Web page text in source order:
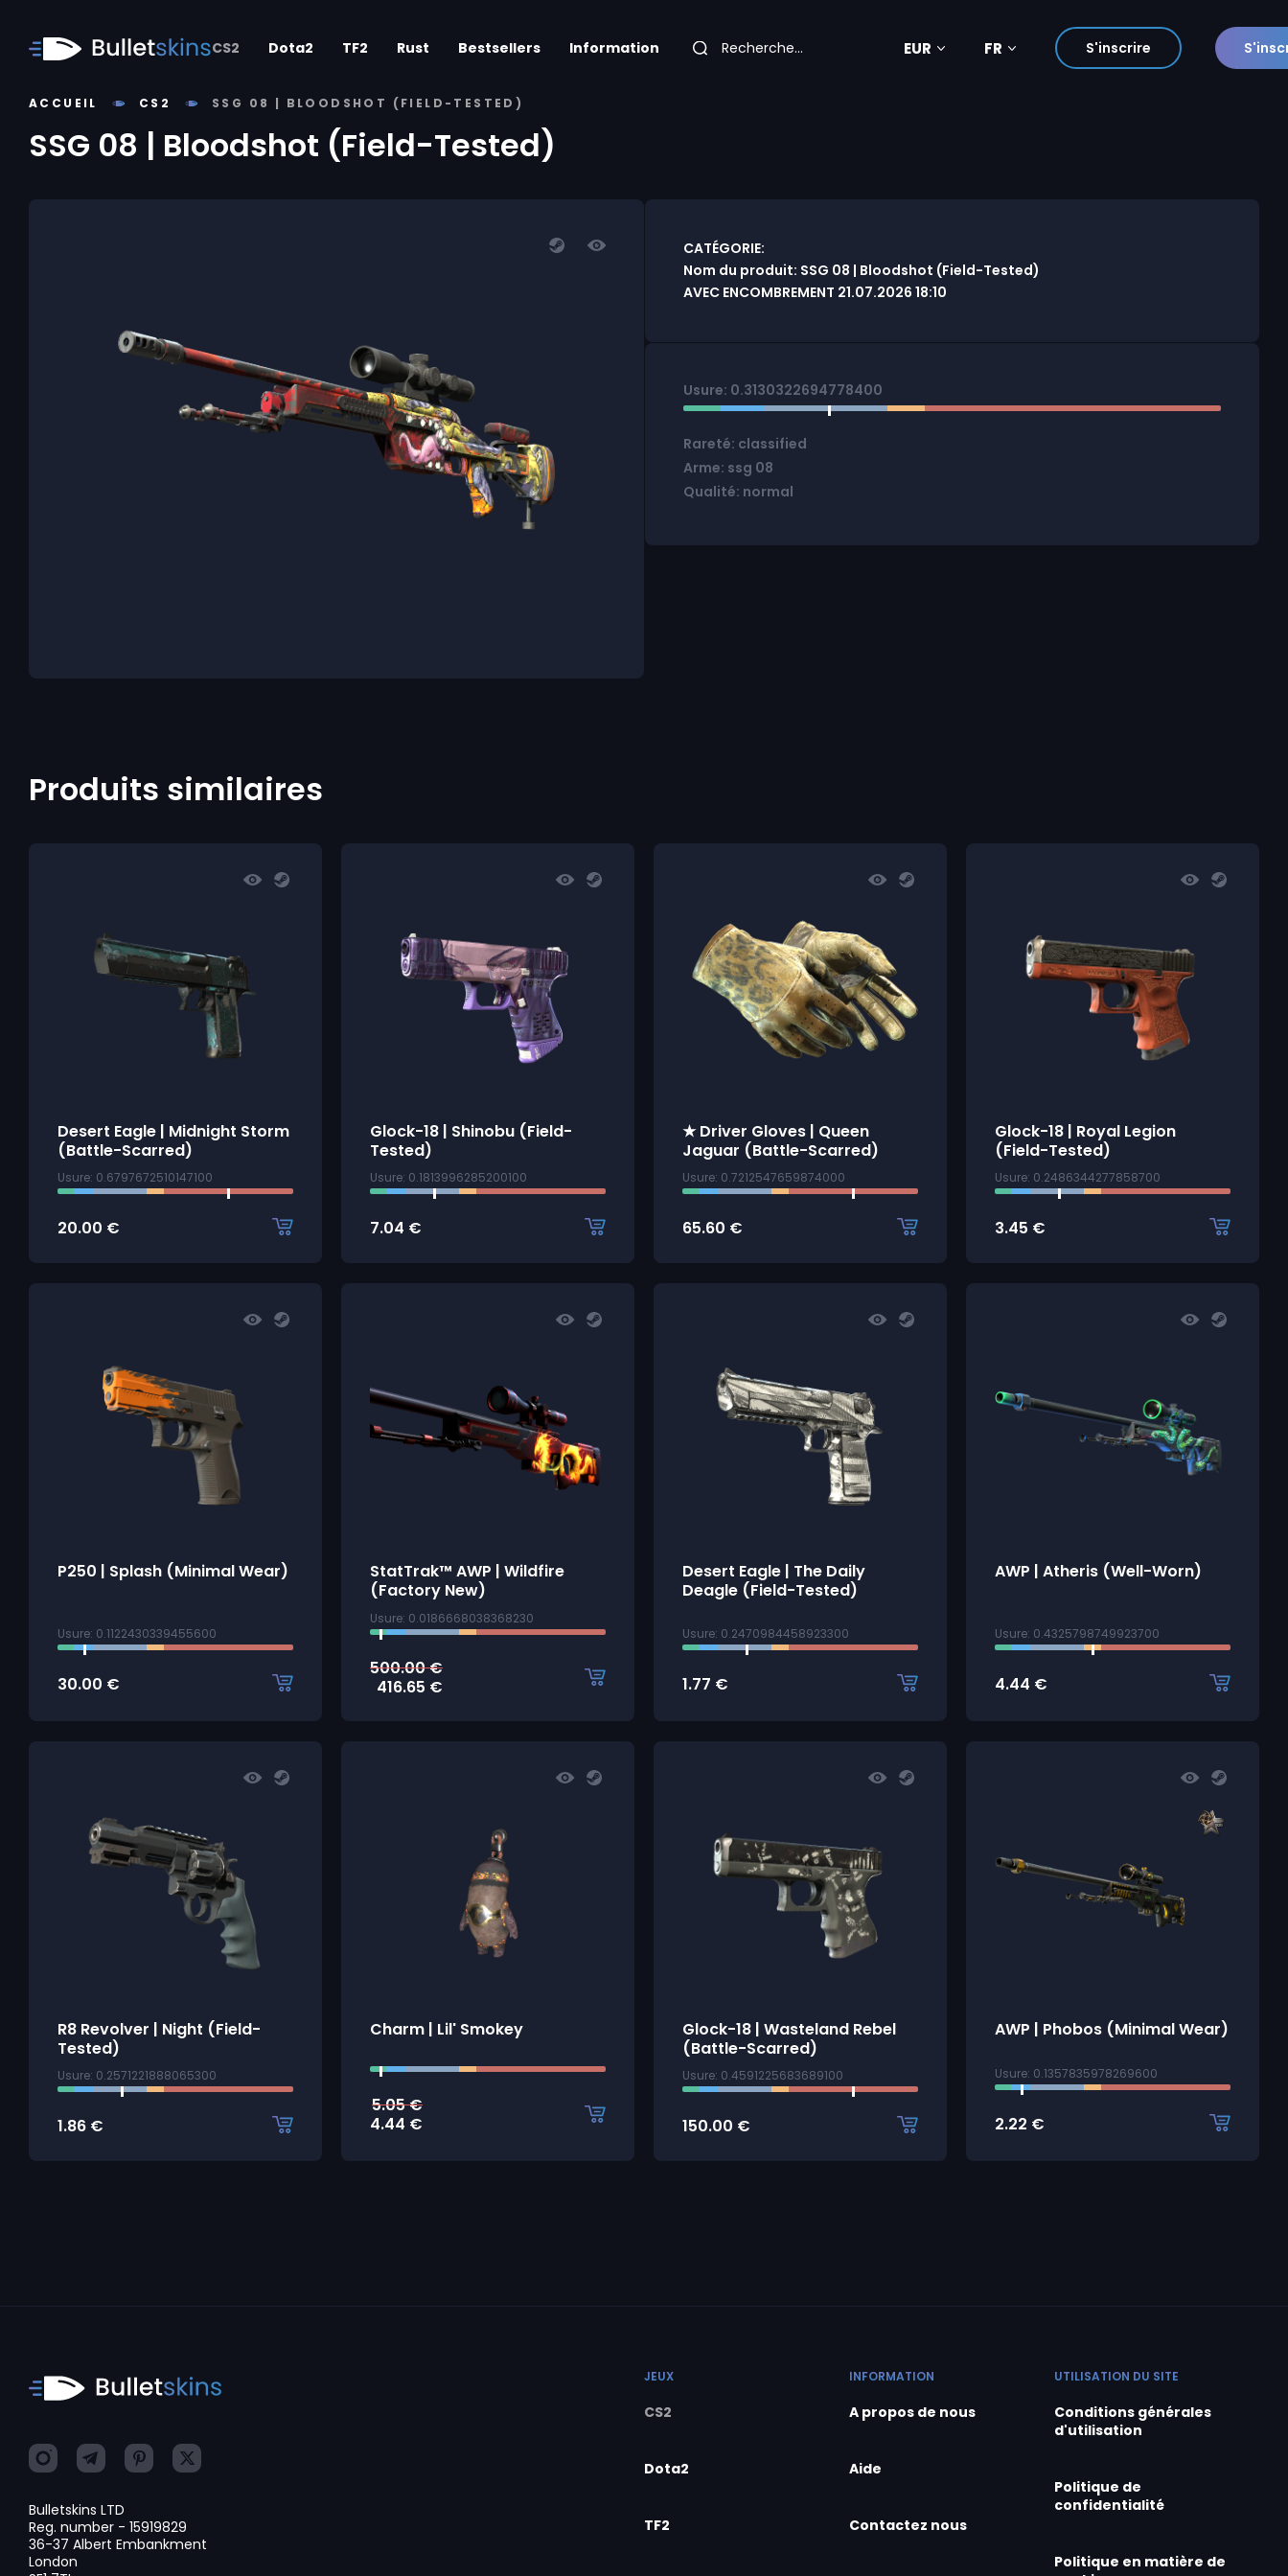
CS2 Dota2 TF2 Rust Bestsellers Information EUR FR S'inscrire
ACCUEIL CS2 SSG 08 | BLOODSHOT (FIELD-TESTED)
SSG 08 | Bloodshot (Field-Tested)
CATÉGORIE:
Nom du produit: SSG 08 | Bloodshot (Field-Tested)
AVEC ENCOMBREMENT 21.07.2026 18:10
Usure: 0.3130322694778400
Rareté: classified
Arme: ssg 08
Qualité: normal
Produits similaires
Desert Eagle | Midnight Storm
(Battle-Scarred)
Usure: 0.6797672510147100
20.00 €
Glock-18 | Shinobu (Field-
Tested)
Usure: 0.1813996285200100
7.04 €
★ Driver Gloves | Queen
Jaguar (Battle-Scarred)
Usure: 0.7212547659874000
65.60 €
Glock-18 | Royal Legion
(Field-Tested)
Usure: 0.2486344277858700
3.45 €
P250 | Splash (Minimal Wear)
Usure: 0.1122430339455600
30.00 €
StatTrak™ AWP | Wildfire
(Factory New)
Usure: 0.0186668038368230
500.00€
416.65 €
Desert Eagle | The Daily
Deagle (Field-Tested)
Usure: 0.2470984458923300
1.77 €
AWP | Atheris (Well-Worn)
Usure: 0.4325798749923700
4.44 €
R8 Revolver | Night (Field-
Tested)
Usure: 0.2571221888065300
1.86 €
Charm | Lil' Smokey
5.05€
4.44 €
Glock-18 | Wasteland Rebel
(Battle-Scarred)
Usure: 0.4591225683689100
150.00 €
AWP | Phobos (Minimal Wear)
Usure: 0.1357835978269600
2.22 €
Bulletskins LTD
Reg. number - 15919829
36-37 Albert Embankment
London
JEUX
CS2
Dota2
TF2
INFORMATION
A propos de nous
Aide
Contactez nous
UTILISATION DU SITE
Conditions générales
d'utilisation
Politique de
confidentialité
Politique en matière de